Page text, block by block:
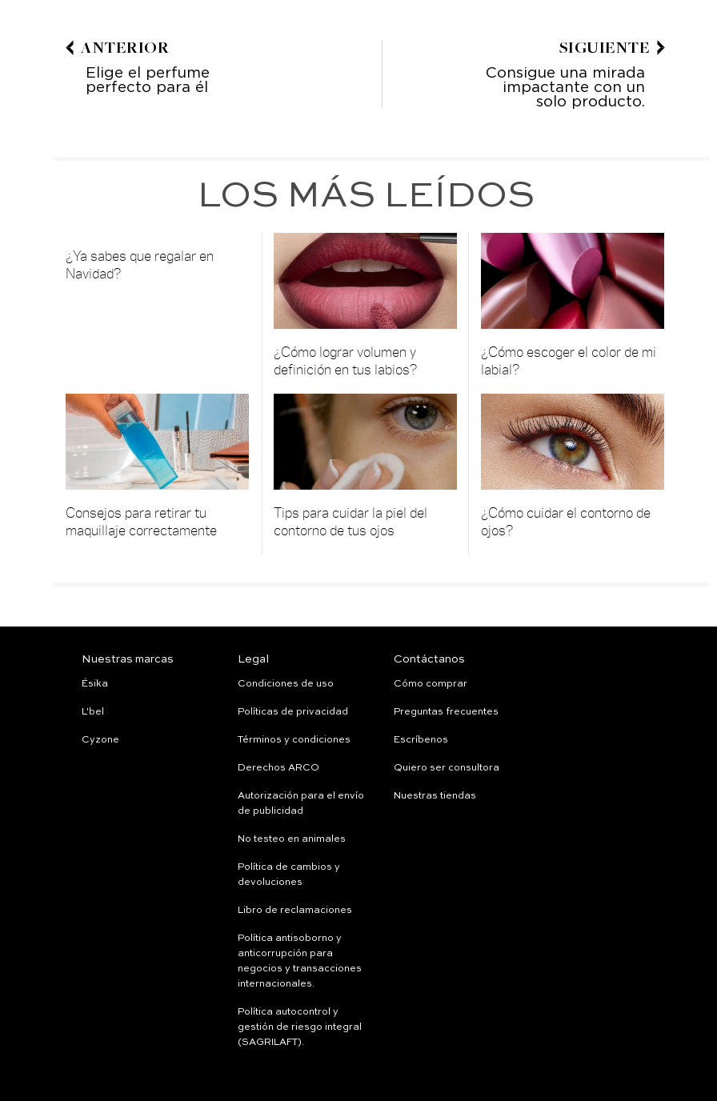
ANTERIOR
Elige el perfume
perfecto para él
SIGUIENTE
Consigue una mirada
impactante con un
solo producto.
LOS MÁS LEÍDOS
¿Ya sabes que regalar en
Navidad?
¿Cómo lograr volumen y
definición en tus labios?
¿Cómo escoger el color de mi
labial?
Consejos para retirar tu
maquillaje correctamente
Tips para cuidar la piel del
contorno de tus ojos
¿Cómo cuidar el contorno de
ojos?
Nuestras marcas
Ésika
L'bel
Cyzone
Legal
Condiciones de uso
Políticas de privacidad
Términos y condiciones
Derechos ARCO
Autorización para el envío
de publicidad
No testeo en animales
Política de cambios y
devoluciones
Libro de reclamaciones
Política antisoborno y
anticorrupción para
negocios y transacciones
internacionales.
Política autocontrol y
gestión de riesgo integral
(SAGRILAFT).
Contáctanos
Cómo comprar
Preguntas frecuentes
Escríbenos
Quiero ser consultora
Nuestras tiendas